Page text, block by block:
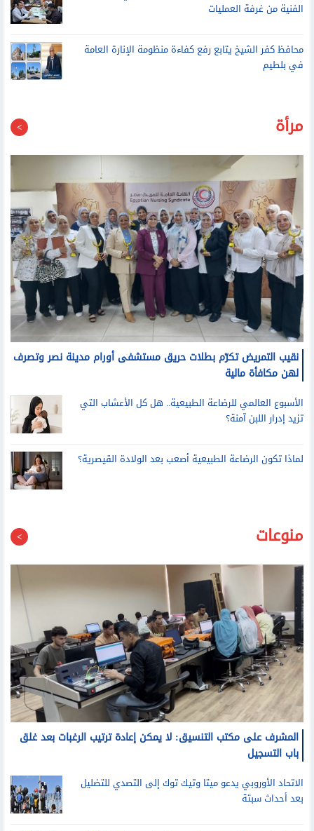
الفنية من غرفة العمليات
محافظ كفر الشيخ يتابع رفع كفاءة منظومة الإنارة العامة
في بلطيم
مرأة
نقيب التمريض تكرّم بطلات حريق مستشفى أورام مدينة نصر وتصرف
لهن مكافأة مالية
الأسبوع العالمي للرضاعة الطبيعية.. هل كل الأعشاب التي
تزيد إدرار اللبن آمنة؟
لماذا تكون الرضاعة الطبيعية أصعب بعد الولادة القيصرية؟
منوعات
المشرف على مكتب التنسيق: لا يمكن إعادة ترتيب الرغبات بعد غلق
باب التسجيل
الاتحاد الأوروبي يدعو ميتا وتيك توك إلى التصدي للتضليل
بعد أحداث سبتة